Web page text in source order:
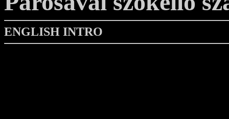
ENGLISH INTRO